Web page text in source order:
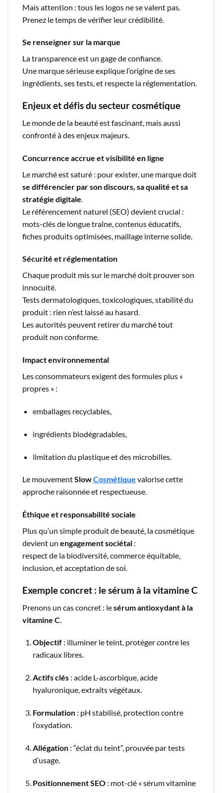
Mais attention : tous les logos ne se valent pas.
Prenez le temps de vérifier leur crédibilité.
Se renseigner sur la marque
La transparence est un gage de confiance.
Une marque sérieuse explique l’origine de ses
ingrédients, ses tests, et respecte la réglementation.
Enjeux et défis du secteur cosmétique
Le monde de la beauté est fascinant, mais aussi
confronté à des enjeux majeurs.
Concurrence accrue et visibilité en ligne
Le marché est saturé : pour exister, une marque doit
se différencier par son discours, sa qualité et sa
stratégie digitale
Le référencement naturel (SEO) devient crucial :
mots-clés de longue traîne, contenus éducatifs,
fiches produits optimisées, maillage interne solide.
Sécurité et réglementation
Chaque produit mis sur le marché doit prouver son
innocuité.
Tests dermatologiques, toxicologiques, stabilité du
produit : rien n’est laissé au hasard.
Les autorités peuvent retirer du marché tout
produit non conforme.
Impact environnemental
Les consommateurs exigent des formules plus «
propres » :
emballages recyclables,
ingrédients biodégradables,
limitation du plastique et des microbilles.
Le mouvementSlowCosmétique valorise cette
approche raisonnée et respectueuse.
Éthique et responsabilité sociale
Plus qu’un simple produit de beauté, la cosmétique
devient un engagement sociétal :
respect de la biodiversité, commerce équitable,
inclusion, et acceptation de soi.
Exemple concret : le sérum à la vitamine C
Prenons un cas concret : lesérum antioxydant à la
vitamine C
Objectif: illuminer le teint, protéger contre les
radicaux libres.
Actifs clés: acide L-ascorbique, acide
hyaluronique, extraits végétaux.
Formulation: pH stabilisé, protection contre
l’oxydation.
Allégation: “éclat du teint”, prouvée par tests
d’usage.
Positionnement SEO: mot-clé « sérum vitamine